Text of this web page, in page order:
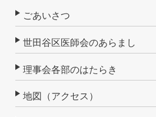
ごあいさつ
世田谷区医師会のあらまし
理事会各部のはたらき
地図（アクセス）